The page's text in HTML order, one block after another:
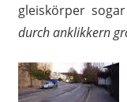
gleiskörper
durch anklikkern